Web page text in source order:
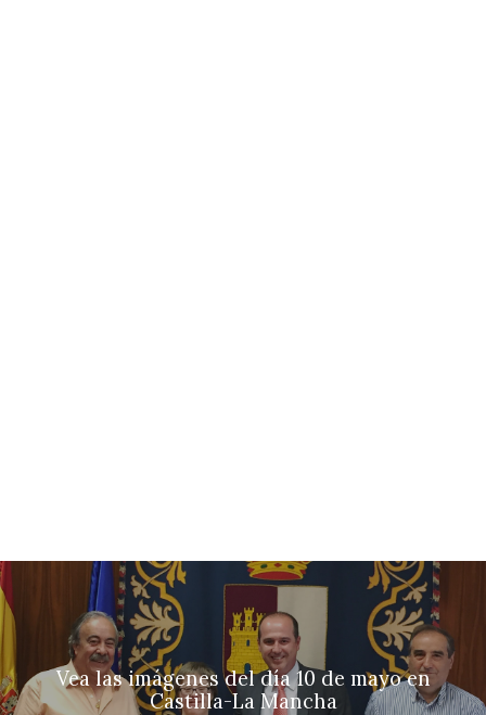
Vea las imágenes del día 10 de mayo en
Castilla-La Mancha